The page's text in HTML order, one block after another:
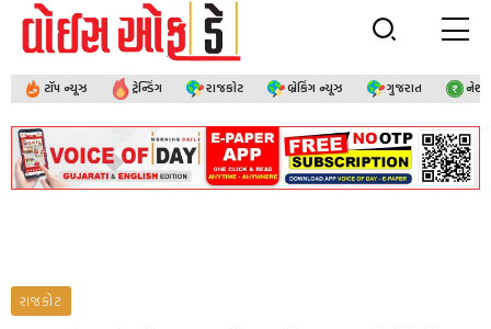
ટૉપ ન્યૂઝ ટ્રેન્ડિંગ રાજકોટ બ્રેકિંગ ન્યૂઝ ગુજરાત
રાજકોટ